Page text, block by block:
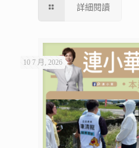
詳細閱讀
10 7 月, 2026